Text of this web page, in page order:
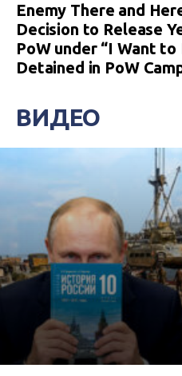
Enemy There and
Decision to Release
PoW under “I Want
Detained in PoW
ВИДЕО